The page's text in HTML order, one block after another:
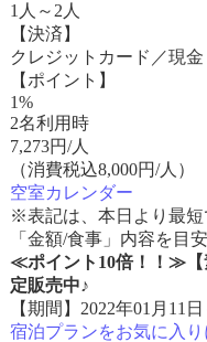
1人～2人
【決済】
クレジットカード／現金
【ポイント】
1%
2名利用時
7,273円/人
（消費税込8,000円/人）
空室カレンダー
※表記は、本日より最短
「金額/食事」内容を目
≪ポイント10倍！！≫【
定販売中♪
【期間】2022年01月11
宿泊プランをお気に入り